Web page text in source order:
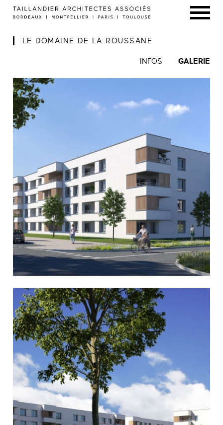
LE DOMAINE DE LA ROUSSANE
INFOS GALERIE